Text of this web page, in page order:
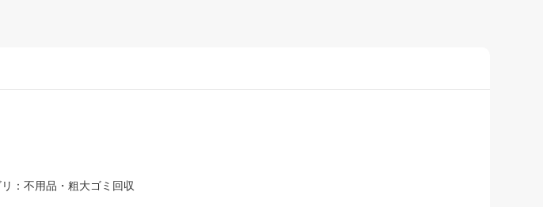
：不用品・粗大ゴミ回収